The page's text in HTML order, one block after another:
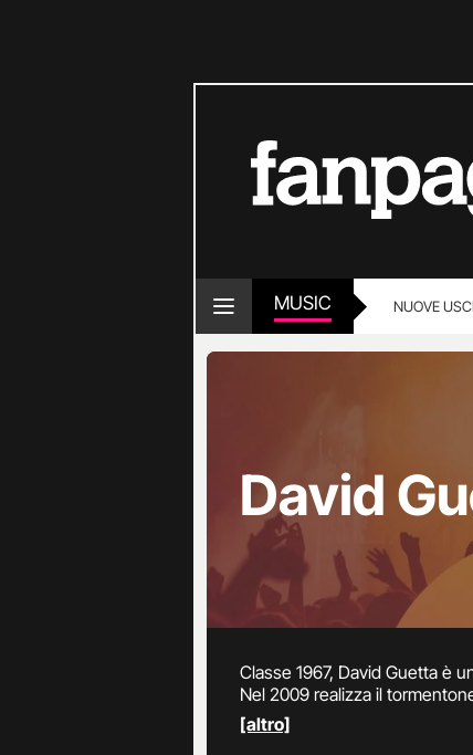
MUSIC NUOVE
David
Classe 1967, David Guetta è
Nel 2009 realizza il
“One love”, in cui collabora
[altro]